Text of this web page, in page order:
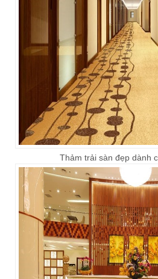
Thảm trải sàn đẹp dành